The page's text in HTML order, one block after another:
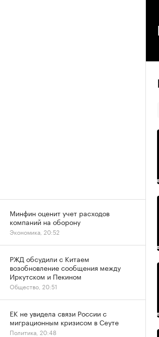
Минфин оценит учет расходов
компаний на оборону
Экономика, 20:52
РЖД обсудили с Китаем
возобновление сообщения между
Иркутском и Пекином
Общество, 20:51
ЕК не увидела связи России с
миграционным кризисом в Сеуте
Политика, 20:48